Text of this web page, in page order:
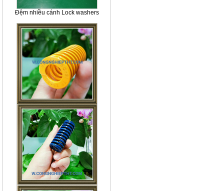
Đệm nhiều cánh Lock washers